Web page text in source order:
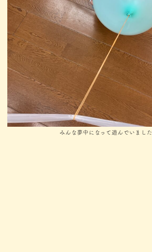
みんな夢中になって遊んでいました